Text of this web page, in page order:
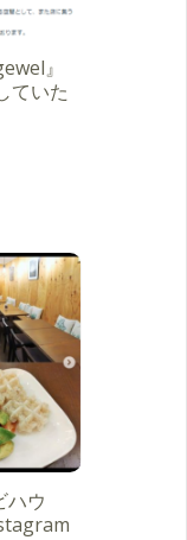
』
ていた
ハウ